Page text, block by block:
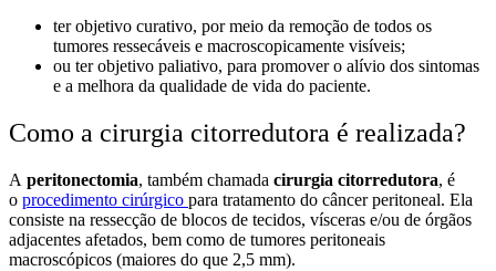
ter objetivo curativo, por meio da remoção de todos os
tumores ressecáveis e macroscopicamente visíveis;
ou ter objetivo paliativo, para promover o alívio dos sintomas
e a melhora da qualidade de vida do paciente.
Como a cirurgia citorredutora é realizada?
A peritonectomia, também chamada cirurgia citorredutora, é
o procedimento cirúrgico para tratamento do câncer peritoneal. Ela
consiste na ressecção de blocos de tecidos, vísceras e/ou de órgãos
adjacentes afetados, bem como de tumores peritoneais
macroscópicos (maiores do que 2,5 mm).